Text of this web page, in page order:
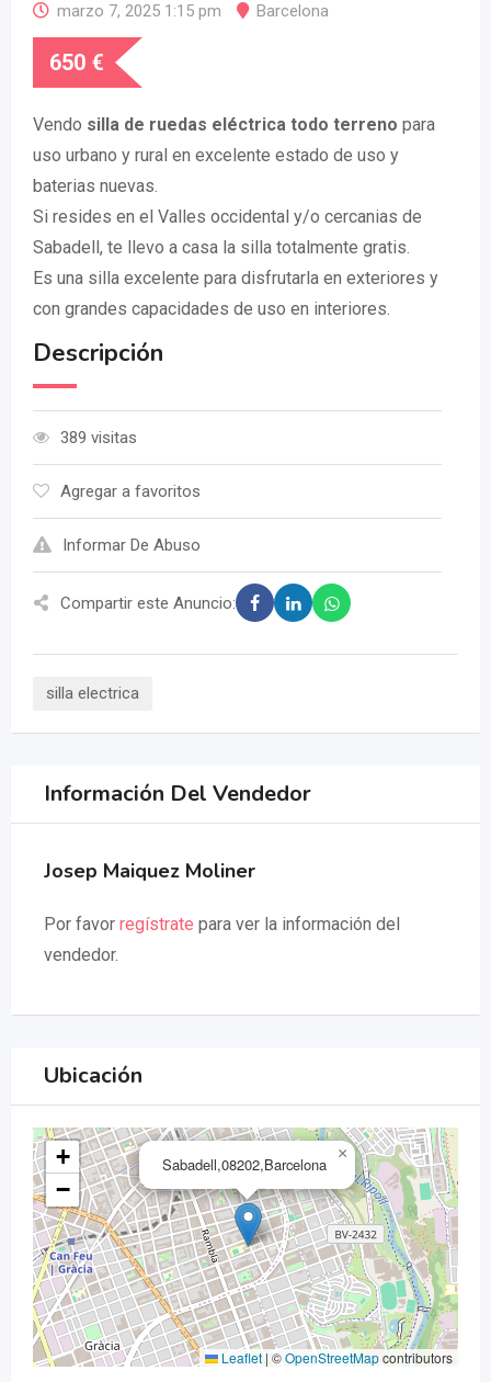
marzo 7, 2025 1:15 pm Barcelona
650 €
Vendo silla de ruedas eléctrica todo terreno para
uso urbano y rural en excelente estado de uso y
baterias nuevas.
Si resides en el Valles occidental y/o cercanias de
Sabadell, te llevo a casa la silla totalmente gratis.
Es una silla excelente para disfrutarla en exteriores y
con grandes capacidades de uso en interiores.
Descripción
389 visitas
Agregar a favoritos
Informar De Abuso
Compartir este Anuncio:
silla electrica
Información Del Vendedor
Josep Maiquez Moliner
Por favor regístrate para ver la información del
vendedor.
Ubicación
Sabadell,08202,Barcelona
×
+
−
Leaflet | ©OpenStreetMapcontributors